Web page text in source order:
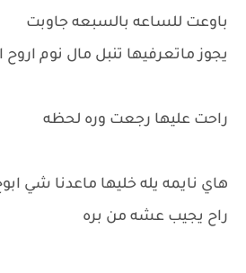
باوعت للساعه بالسبعه جاوبت
يجوز ماتعرفيها تنبل مال نوم
راحت عليها رجعت وره لحظه
هاي نايمه يله خليها ماعدنا شي
راح يجيب عشه من بره